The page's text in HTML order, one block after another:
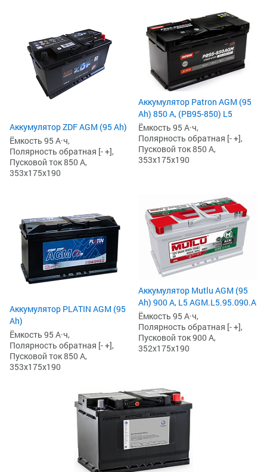
Аккумулятор ZDF AGM (95 Ah)
Ёмкость 95 А·ч,
Полярность обратная [- +],
Пусковой ток 850 А,
353x175x190
Аккумулятор Patron AGM (95
Ah) 850 А, (PB95-850) L5
Ёмкость 95 А·ч,
Полярность обратная [- +],
Пусковой ток 850 А,
353x175x190
Аккумулятор PLATIN AGM (95
Ah)
Ёмкость 95 А·ч,
Полярность обратная [- +],
Пусковой ток 850 А,
353x175x190
Аккумулятор Mutlu AGM (95
Ah) 900 А, L5 AGM.L5.95.090.A
Ёмкость 95 А·ч,
Полярность обратная [- +],
Пусковой ток 900 А,
352x175x190